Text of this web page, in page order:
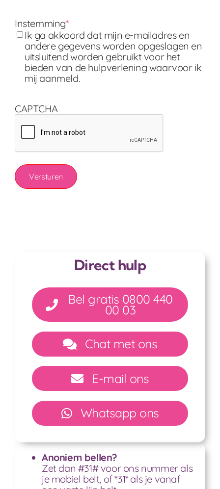
Instemming*
Ik ga akkoord dat mijn e-mailadres en
andere gegevens worden opgeslagen en
uitsluitend worden gebruikt voor het
bieden van de hulpverlening waarvoor ik
mij aanmeld.
CAPTCHA
Direct hulp
Bel gratis 0800 440
00 03
Chat met ons
E-mail ons
Whatsapp ons
Anoniem bellen?
Zet dan #31# voor ons nummer als
je mobiel belt, of *31* als je vanaf